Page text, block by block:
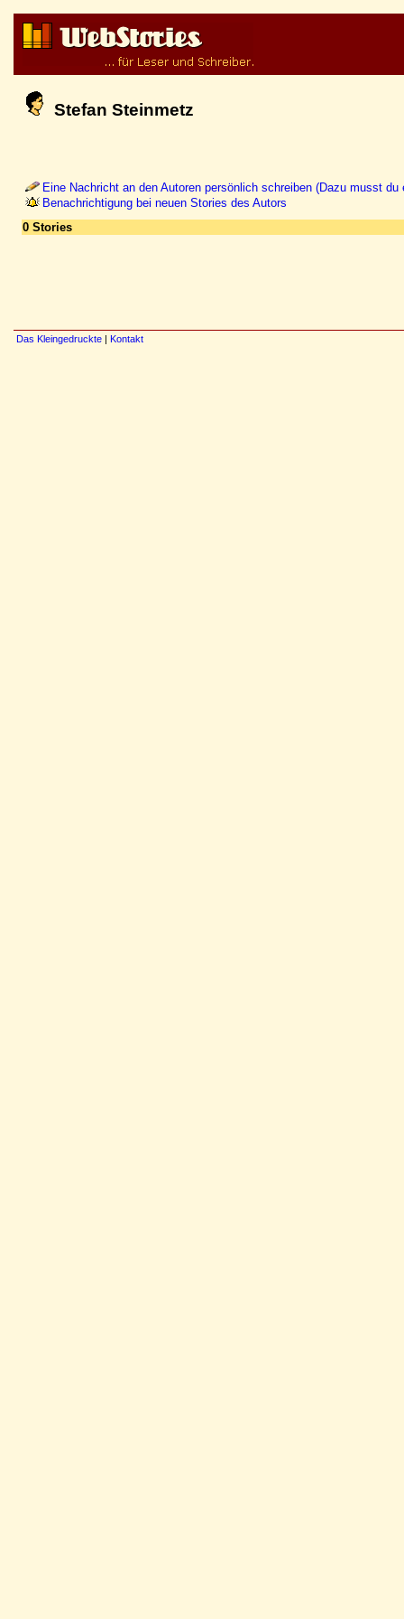
Stefan Steinmetz
Eine Nachricht an den Autoren persönlich schreiben (Dazu musst du
Benachrichtigung bei neuen Stories des Autors
0 Stories
Das Kleingedruckte | Kontakt